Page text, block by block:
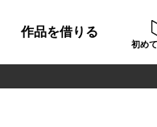
作品を借りる
初め